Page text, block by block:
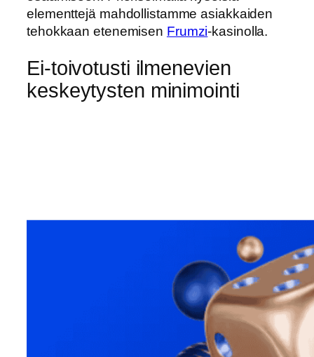
elementtejä mahdollistamme asiakkaiden
tehokkaan etenemisen Frumzi-kasinolla.
Ei-toivotusti ilmenevien
keskeytysten minimointi